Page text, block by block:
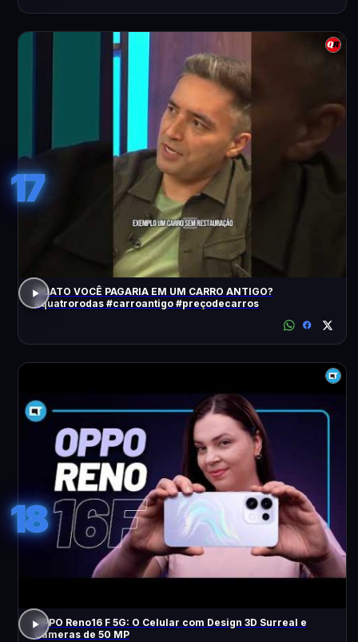
17
QUATO VOCÊ PAGARIA EM UM CARRO ANTIGO?
#quatrorodas #carroantigo #preçodecarros
18
OPPO Reno16 F 5G: O Celular com Design 3D Surreal e
Câmeras de 50 MP